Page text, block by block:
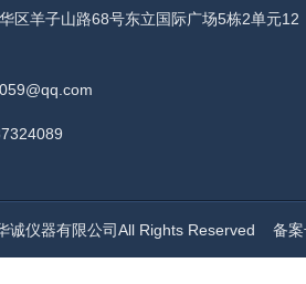
区羊子山路68号东立国际广场5栋2单元12
诚仪器有限公司All Rights Reserved 备